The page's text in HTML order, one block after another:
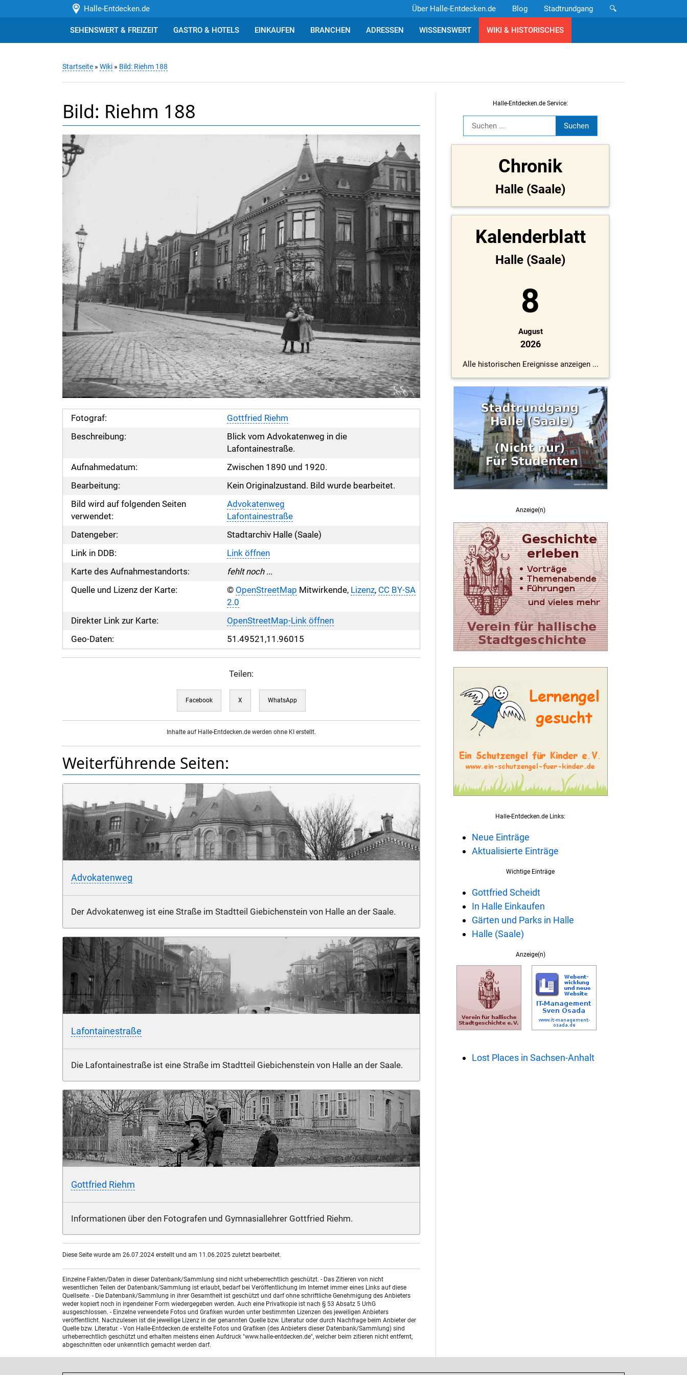
Halle-Entdecken.de 🔍
Stadtrundgang
Blog
Über Halle-Entdecken.de
SEHENSWERT & FREIZEIT GASTRO & HOTELS EINKAUFEN BRANCHEN ADRESSEN WISSENSWERT WIKI & HISTORISCHES
Startseite » Wiki » Bild: Riehm 188
Bild: Riehm 188
Fotograf:
Gottfried Riehm
Beschreibung:
Blick vom Advokatenweg in die
Lafontainestraße.
Aufnahmedatum:
Zwischen 1890 und 1920.
Bearbeitung:
Kein Originalzustand. Bild wurde bearbeitet.
Bild wird auf folgenden Seiten
verwendet:
Advokatenweg
Lafontainestraße
Datengeber:
Stadtarchiv Halle (Saale)
Link in DDB:
Link öffnen
Karte des Aufnahmestandorts:
fehlt noch ...
Quelle und Lizenz der Karte:
© OpenStreetMap Mitwirkende, Lizenz, CC BY-SA
2.0
Direkter Link zur Karte:
OpenStreetMap-Link öffnen
Geo-Daten:
51.49521,11.96015
Teilen:
Facebook X WhatsApp
Inhalte auf Halle-Entdecken.de werden ohne KI erstellt.
Weiterführende Seiten:
Advokatenweg
Der Advokatenweg ist eine Straße im Stadtteil Giebichenstein von Halle an der Saale.
Lafontainestraße
Die Lafontainestraße ist eine Straße im Stadtteil Giebichenstein von Halle an der Saale.
Gottfried Riehm
Informationen über den Fotografen und Gymnasiallehrer Gottfried Riehm.
Diese Seite wurde am 26.07.2024 erstellt und am 11.06.2025 zuletzt bearbeitet.
Einzelne Fakten/Daten in dieser Datenbank/Sammlung sind nicht urheberrechtlich geschützt. - Das Zitieren von nicht
wesentlichen Teilen der Datenbank/Sammlung ist erlaubt, bedarf bei Veröffentlichung im Internet immer eines Links auf diese
Quellseite. - Die Datenbank/Sammlung in ihrer Gesamtheit ist geschützt und darf ohne schriftliche Genehmigung des Anbieters
weder kopiert noch in irgendeiner Form wiedergegeben werden. Auch eine Privatkopie ist nach § 53 Absatz 5 UrhG
ausgeschlossen. - Einzelne verwendete Fotos und Grafiken wurden unter bestimmten Lizenzen des jeweiligen Anbieters
veröffentlicht. Nachzulesen ist die jeweilige Lizenz in der genannten Quelle bzw. Literatur oder durch Nachfrage beim Anbieter der
Quelle bzw. Literatur. - Von Halle-Entdecken.de erstellte Fotos und Grafiken (des Anbieters dieser Datenbank/Sammlung) sind
urheberrechtlich geschützt und erhalten meistens einen Aufdruck "www.halle-entdecken.de", welcher beim zitieren nicht entfernt,
abgeschnitten oder unkenntlich gemacht werden darf.
Halle-Entdecken.de Service:
Chronik
Halle (Saale)
Kalenderblatt
Halle (Saale)
8
August
2026
Alle historischen Ereignisse anzeigen ...
Anzeige(n)
Halle-Entdecken.de Links:
Neue Einträge
Aktualisierte Einträge
Wichtige Einträge
Gottfried Scheidt
In Halle Einkaufen
Gärten und Parks in Halle
Halle (Saale)
Anzeige(n)
Lost Places in Sachsen-Anhalt